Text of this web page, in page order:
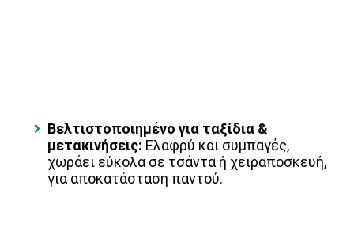
Βελτιστοποιημένο για ταξίδια &
μετακινήσεις: Ελαφρύ και συμπαγές,
χωράει εύκολα σε τσάντα ή χειραποσκευή,
για αποκατάσταση παντού.